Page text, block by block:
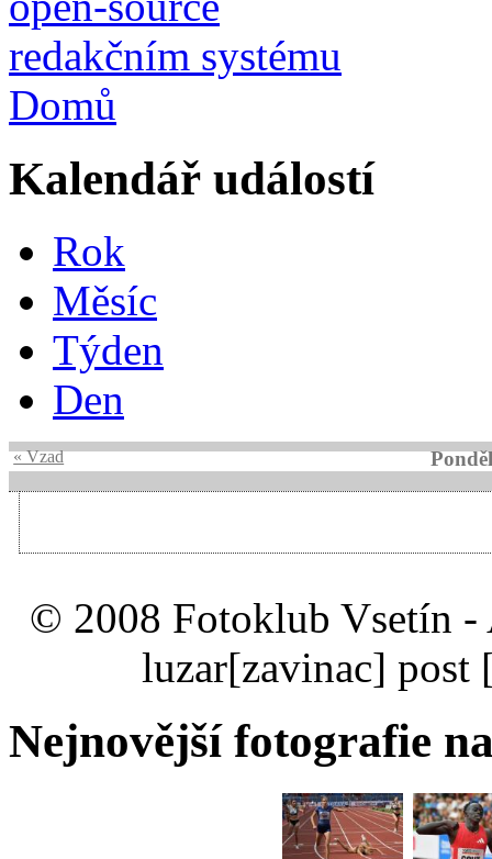
Domů
Kalendář událostí
Rok
Měsíc
Týden
Den
« Vzad
© 2008 Fotoklub Vsetín -
luzar[zavinac] post
Nejnovější fotografie